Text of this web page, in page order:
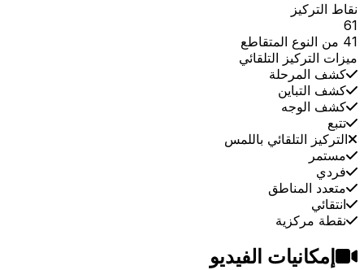
نقاط التركيز
61
41 من النوع المتقاطع
ميزات التركيز التلقائي
كشف المرحلة
كشف التباين
كشف الوجه
تتبع
التركيز التلقائي باللمس
مستمر
فردي
متعدد المناطق
انتقائي
نقطة مركزية
إمكانيات الفيديو